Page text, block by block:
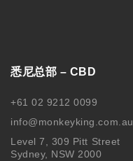
悉尼总部 – CBD
+61 02 9212 0099
info@monkeyking.com.au
Level 7, 309 Pitt Street
Sydney, NSW 2000